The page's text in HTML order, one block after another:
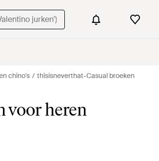
chino's thisisneverthat-Casual broeken
voor heren